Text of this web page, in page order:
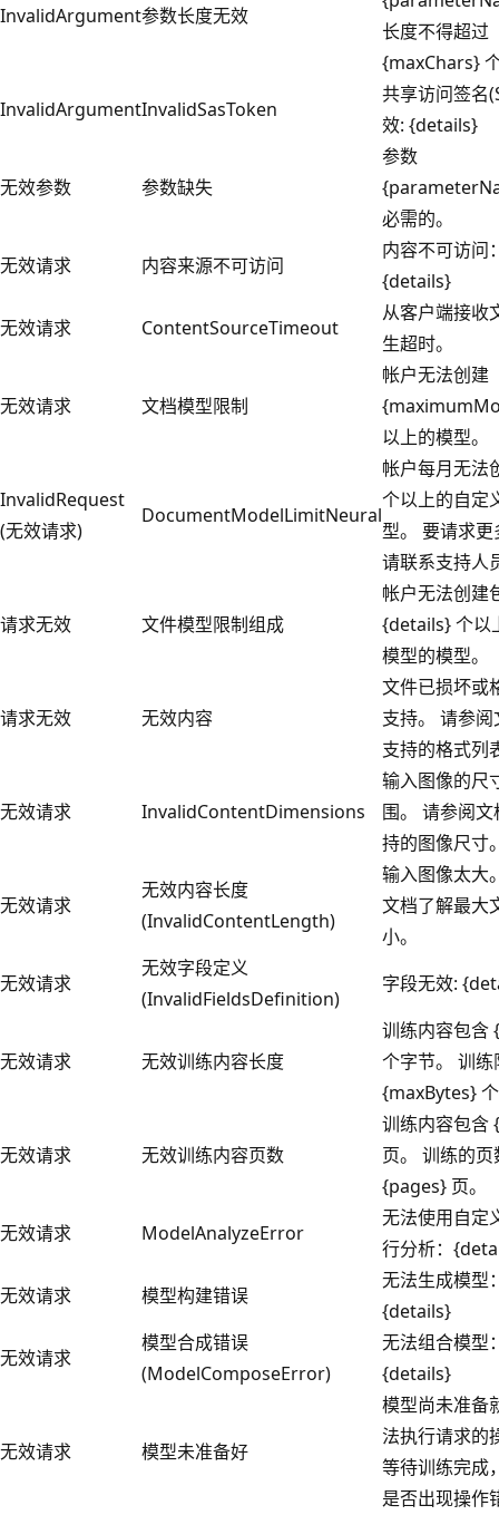
InvalidArgument参数长度无效
长度不得超过
{maxChars}
InvalidArgumentInvalidSasToken
共享访问签名
效: {details}
无效参数 参数缺失
参数
必需的。
无效请求
内容来源不可访问
内容不可访问
{details}
无效请求
ContentSourceTimeout
从客户端接收
生超时。
无效请求 文档模型限制
帐户无法创建
以上的模型。
InvalidRequest
(无效请求)
DocumentModelLimitNeural
帐户每月无法
个以上的自定
型。 要请求
请联系支持人
请求无效 文件模型限制组成
帐户无法创建
{details} 个以
模型的模型。
请求无效 无效内容
文件已损坏或
支持。 请参
支持的格式列
无效请求 InvalidContentDimensions
输入图像的尺
围。 请参阅
持的图像尺寸
无效请求
无效内容长度
(InvalidContentLength)
输入图像太大
文档了解最大
小。
无效请求
无效字段定义
(InvalidFieldsDefinition)
字段无效:
无效请求 无效训练内容长度
训练内容包含
个字节。 训练
{maxBytes}
无效请求 无效训练内容页数
训练内容包含
页。 训练的
{pages} 页。
无效请求
ModelAnalyzeError
无法使用自定
行分析：
无效请求
模型构建错误
无法生成模型
{details}
无效请求
模型合成错误
(ModelComposeError)
无法组合模型
{details}
无效请求 模型未准备好
模型尚未准备
法执行请求的
等待训练完成
是否出现操作